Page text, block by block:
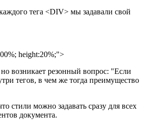
тега <DIV> мы задавали свой
height:20%;">
но возникает резонный вопрос: "Если
тегов, в чем же тогда преимущество
стили можно задавать сразу для всех
документа.